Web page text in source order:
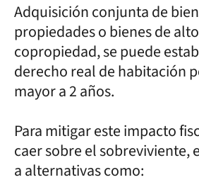
Adquisición conjunta de
propiedades o bienes de
copropiedad, se puede
derecho real de habitación
mayor a 2 años.
Para mitigar este impacto
caer sobre el sobreviviente,
a alternativas como: